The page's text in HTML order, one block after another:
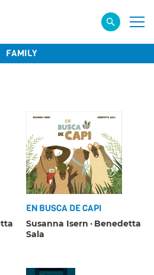
FAMILY
EN BUSCA DE CAPI
Susanna Isern
Benedetta
Sala